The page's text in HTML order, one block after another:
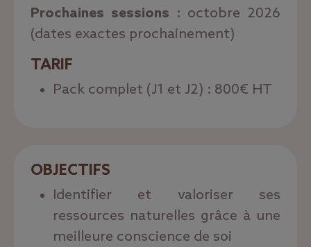
Prochaines sessions : octobre 2026
(dates exactes prochainement)
TARIF
Pack complet (J1 et J2) : 800€ HT
OBJECTIFS
Identifier et valoriser ses
ressources naturelles grâce à une
meilleure conscience de soi